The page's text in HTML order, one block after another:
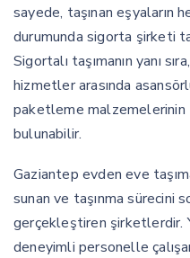
sayede, taşınan eşyaların
durumunda sigorta şirketi
Sigortalı taşımanın yanı
hizmetler arasında
paketleme
bulunabilir.
Gaziantep evden eve
sunan ve taşınma sürecini
gerçekleştiren şirketlerdir.
deneyimli personelle